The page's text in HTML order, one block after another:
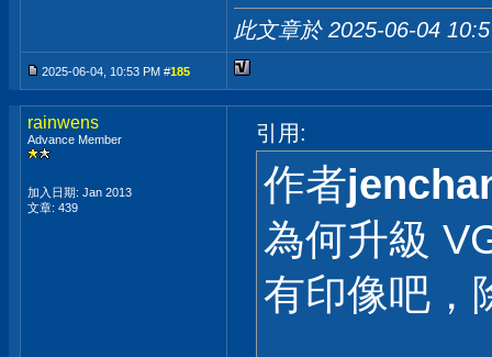
此文章於 2025-06-04
2025-06-04, 10:53 PM #185
rainwens
Advance Member
加入日期: Jan 2013
文章: 439
引用:
作者
為何升級
有印像吧，